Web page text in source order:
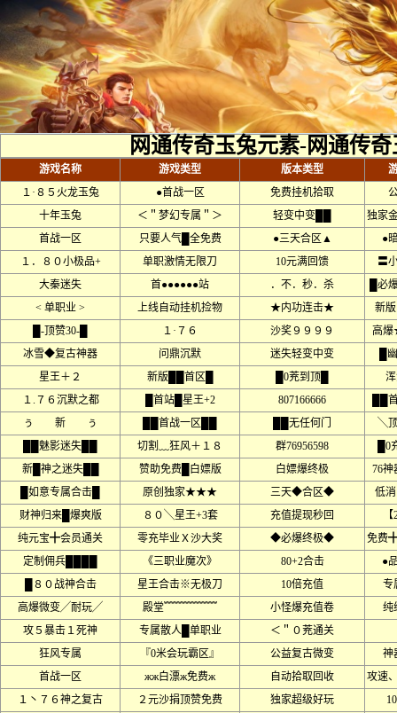
网通传奇玉兔元素-网通传
游戏名称 游戏类型 版本类型
１·８５火龙玉兔
●首战一区 免费挂机拾取
十年玉兔
＜＂梦幻专属＂＞ 轻变中变██
独家
首战一区
只要人气█全免费 ●三天合区▲
●
１．８０小极品+
单职激情无限刀 10元满回馈
〓
大秦迷失
首●●●●●●站 ．不．秒．杀
█必
< 单职业 >
上线自动挂机捡物 ★内功连击★
新
█-顶赞30-█
１·７６ 沙奖９９９９
高
冰雪◆复古神器
问鼎沉默 迷失轻变中变
█
星王＋２
新版██首区█ █0茺到顶█
１.７６沉默之都
█首站█星王+2 807166666
██
ぅ 新 ぅ
██首战一区██ ██无任何门
╲
██魅影迷失██
切割﹏狂风＋１８ 群76956598
█0
新█神之迷失██
赞助免费█白嫖版 白嫖爆终极
76神
█如意专属合击█
原创独家★★★ 三天◆合区◆
低
财神归来█爆爽版
８０╲星王+3套 充值提现秒回
纯元宝╋会员通关
零充毕业Ｘ沙大奖 ◆必爆终极◆
免费
定制佣兵████
《三职业魔次》 80+2合击
●
█８０战神合击
星王合击※无极刀 10倍充值
专
高爆微变╱耐玩╱
殿堂﹌﹌﹌﹌﹌ 小怪爆充值卷
纯
攻５暴击１死神
专属散人█单职业
＜＂０茺通关
狂风专属
『0米会玩霸区』 公益复古微变
神
首战一区
жж白漂ж免费ж 自动拾取回收
攻速
１丶７６神之复古
２元沙捐顶赞免费 独家超级好玩